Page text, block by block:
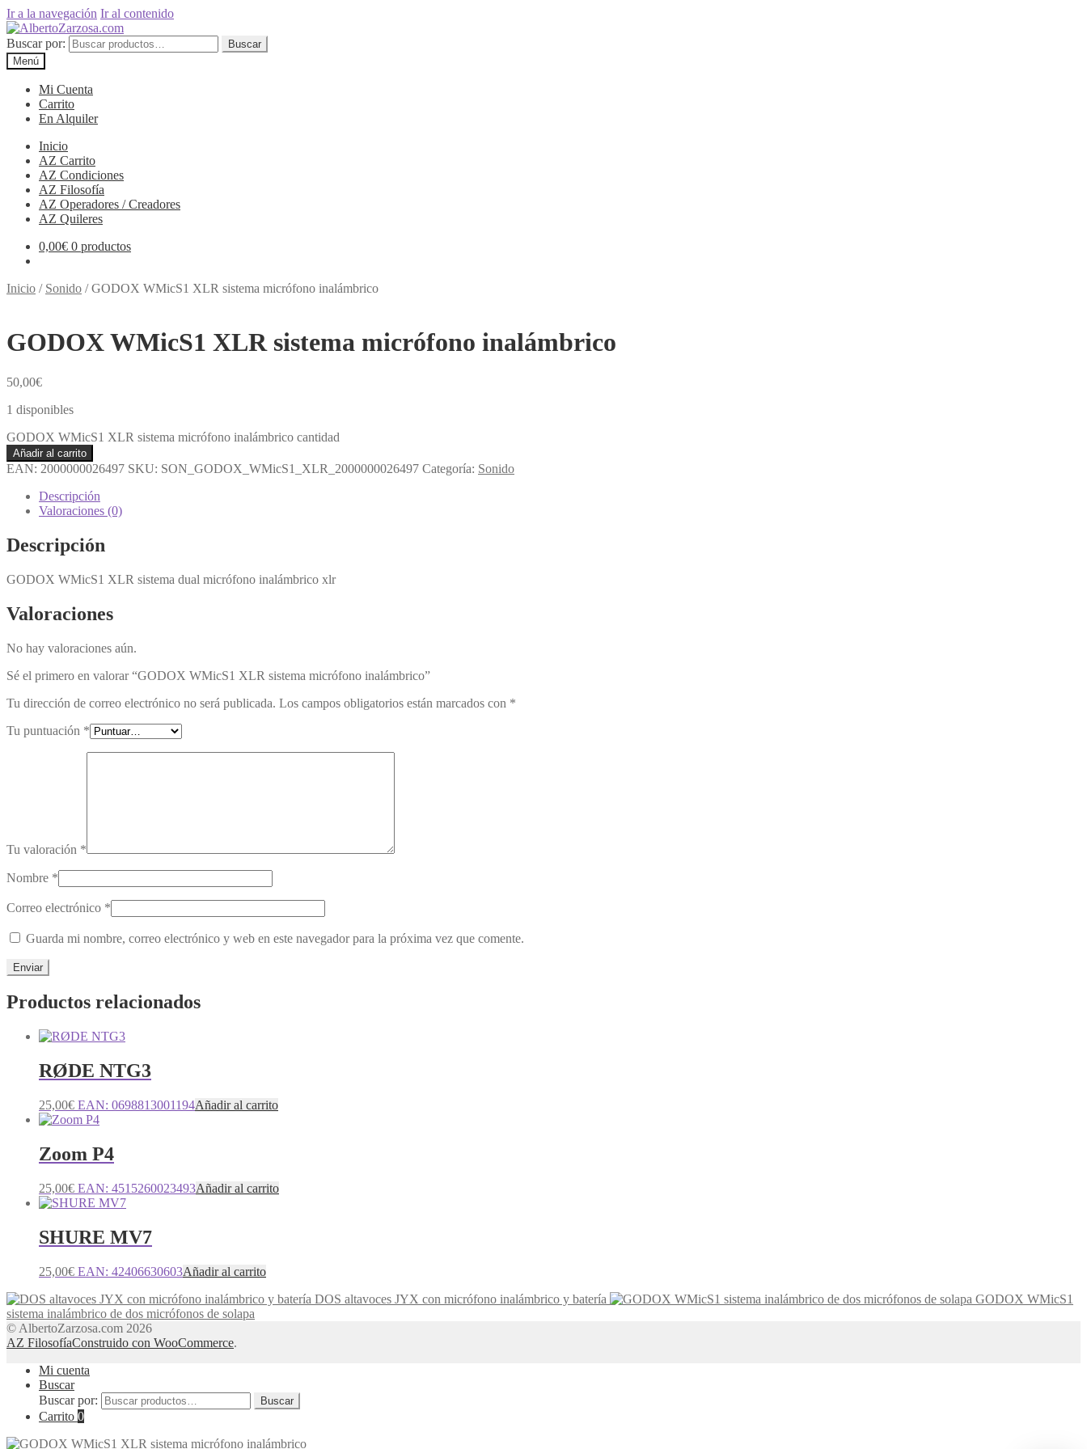
Ir a la navegación Ir al contenido
Buscar por:
Buscar
Menú
Mi Cuenta
Carrito
En Alquiler
Inicio
AZ Carrito
AZ Condiciones
AZ Filosofía
AZ Operadores / Creadores
AZ Quileres
0,00€ 0 productos
Inicio / Sonido /GODOX WMicS1 XLR sistema micrófono inalámbrico
GODOX WMicS1 XLR sistema micrófono inalámbrico
50,00€
1 disponibles
GODOX WMicS1 XLR sistema micrófono inalámbrico cantidad
Añadir al carrito
EAN: 2000000026497 SKU: SON_GODOX_WMicS1_XLR_2000000026497 Categoría: Sonido
Descripción
Valoraciones (0)
Descripción
GODOX WMicS1 XLR sistema dual micrófono inalámbrico xlr
Valoraciones
No hay valoraciones aún.
Sé el primero en valorar “GODOX WMicS1 XLR sistema micrófono inalámbrico”
Tu dirección de correo electrónico no será publicada. Los campos obligatorios están marcados con *
Tu puntuación *
Tu valoración *
Nombre *
Correo electrónico *
Guarda mi nombre, correo electrónico y web en este navegador para la próxima vez que comente.
Productos relacionados
RØDE NTG3
25,00€ EAN: 0698813001194Añadir al carrito
Zoom P4
25,00€ EAN: 4515260023493Añadir al carrito
SHURE MV7
25,00€ EAN: 42406630603Añadir al carrito
DOS altavoces JYX con micrófono inalámbrico y batería
GODOX WMicS1
sistema inalámbrico de dos micrófonos de solapa
© AlbertoZarzosa.com 2026
AZ FilosofíaConstruido con WooCommerce.
Mi cuenta
Buscar
Buscar por:
Buscar
Carrito 0